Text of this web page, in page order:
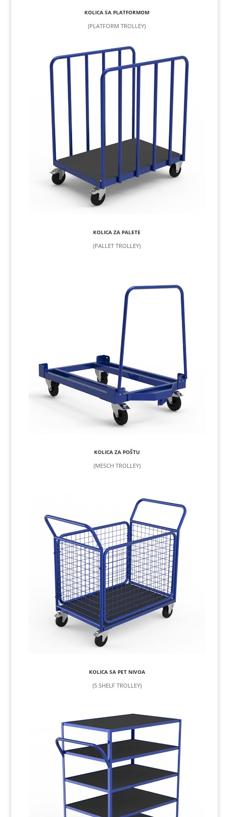
KOLICA SA PLATFORMOM
(PLATFORM TROLLEY)
KOLICA ZA PALETE
(PALLET TROLLEY)
KOLICA ZA POŠTU
(MESCH TROLLEY)
KOLICA SA PET NIVOA
(5 SHELF TROLLEY)